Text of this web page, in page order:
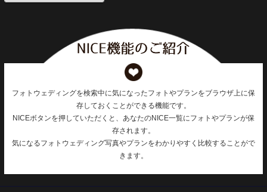
フォトウェディングを検索中に気になったフォトやプランをブラウザ上に保
存しておくことができる機能です。
NICEボタンを押していただくと、あなたのNICE一覧にフォトやプランが保
存されます。
気になるフォトウェディング写真やプランをわかりやすく比較することがで
きます。